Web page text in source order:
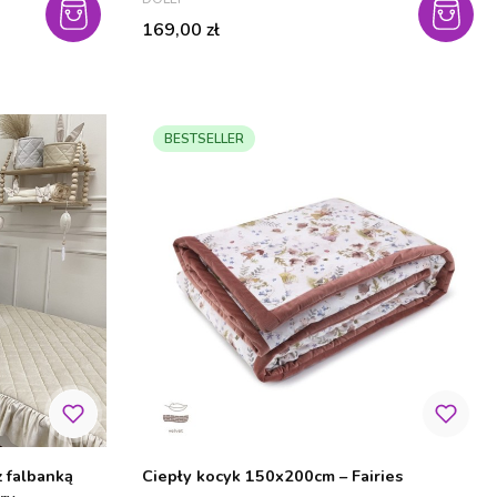
Cena
169,00 zł
falbanką
BESTSELLER
Ciepły kocyk 150x200cm – Fairies